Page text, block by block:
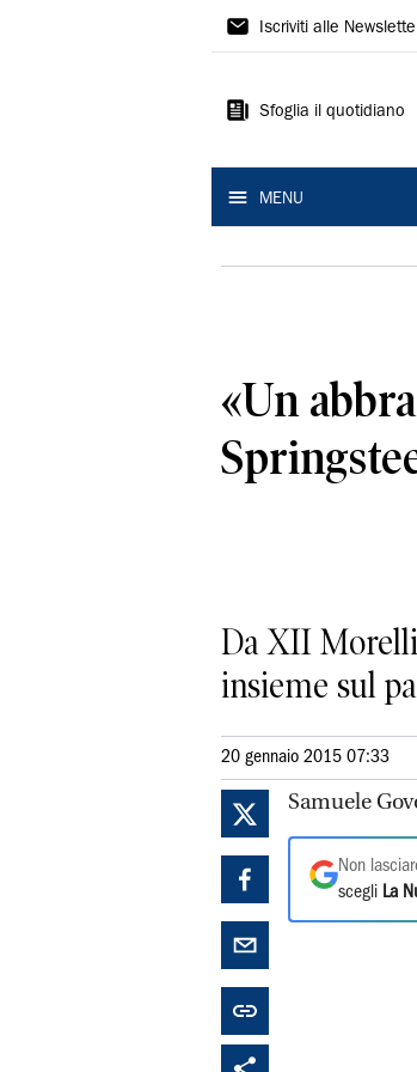
La
Ferrara
Iscriviti alle
Sfoglia il quotidiano
MENU
«Un
Da XII Morelli
insieme sul
20 gennaio 2015 07:33
Samuele
Non
scegli La